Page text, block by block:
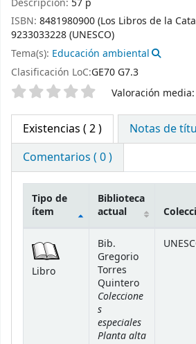
ISBN: 8481980900 (Los Libros de la
9233033228 (UNESCO)
Tema(s): Educación ambiental
Clasificación LoC:GE70 G7.3
Valoración Valoración
Existencias ( 2 )
Notas de
Comentarios ( 0 )
Tipo de
ítem
Biblioteca
actual
Libro
Bib.
Gregorio
Torres
Quintero
Coleccione
s
especiales
Planta alta